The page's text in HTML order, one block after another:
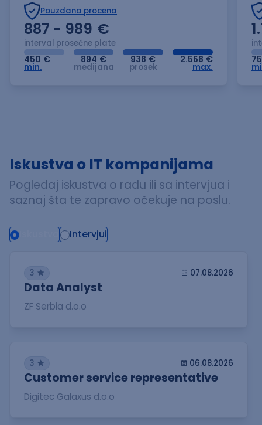
Pouzdana procena
887 - 989 €
interval prosečne plate
450 €
min.
894 €
medijana
938 €
prosek
2.568 €
max.
Iskustva o IT kompanijama
Pogledaj iskustva o radu ili sa intervjua i
saznaj šta te zapravo očekuje na poslu.
Intervjui
3 07.08.2026
Data Analyst
ZF Serbia d.o.o
3 06.08.2026
Customer service representative
Digitec Galaxus d.o.o